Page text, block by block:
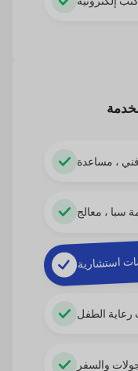
فني ، مساعدة
سبا ، معالج
استشارية
الطفل
والسفر